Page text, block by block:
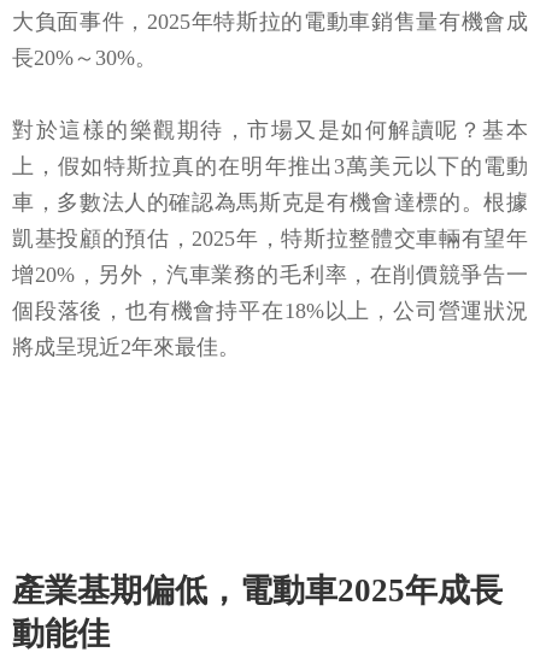
大負面事件，2025年特斯拉的電動車銷售量有機會成
長20%～30%。
對於這樣的樂觀期待，市場又是如何解讀呢？基本
上，假如特斯拉真的在明年推出3萬美元以下的電動
車，多數法人的確認為馬斯克是有機會達標的。根據
凱基投顧的預估，2025年，特斯拉整體交車輛有望年
增20%，另外，汽車業務的毛利率，在削價競爭告一
個段落後，也有機會持平在18%以上，公司營運狀況
將成呈現近2年來最佳。
產業基期偏低，電動車2025年成長
動能佳